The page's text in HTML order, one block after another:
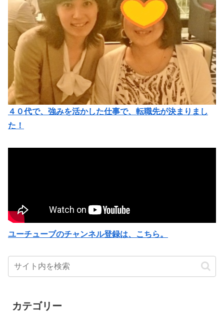
４０代で、強みを活かした仕事で、転職先が決まりまし
た！
ユーチューブのチャンネル登録は、こちら。
カテゴリー